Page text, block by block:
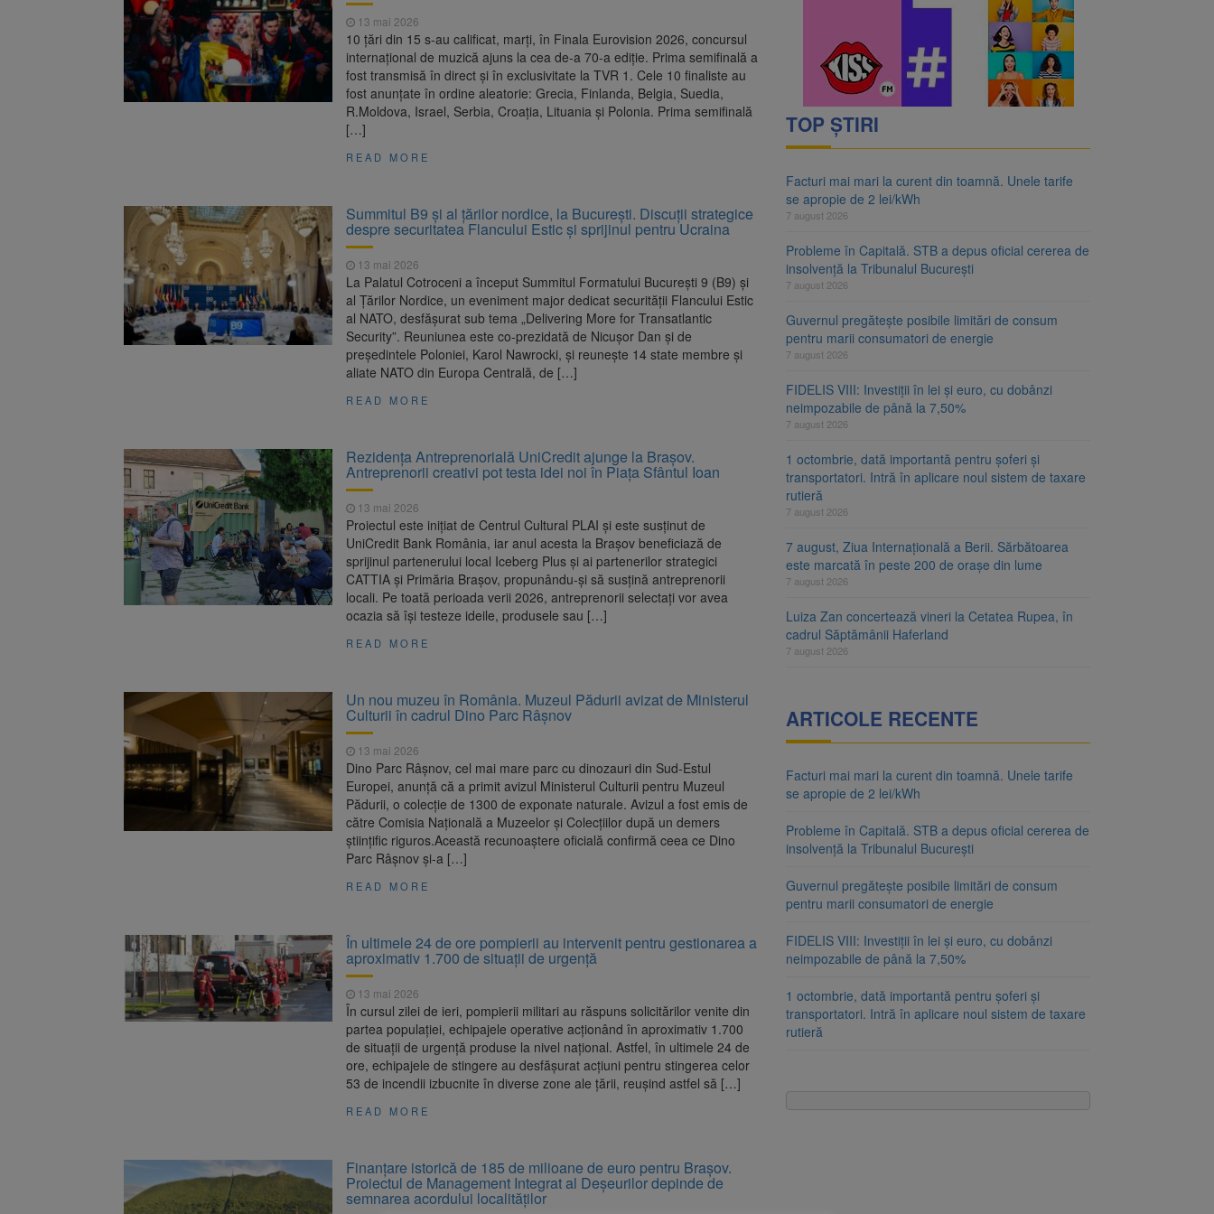
13 mai 2026
10 țări din 15 s-au calificat, marți, în Finala Eurovision 2026, concursul
internațional de muzică ajuns la cea de-a 70-a ediție. Prima semifinală a
fost transmisă în direct și în exclusivitate la TVR 1. Cele 10 finaliste au
fost anunțate în ordine aleatorie: Grecia, Finlanda, Belgia, Suedia,
R.Moldova, Israel, Serbia, Croația, Lituania și Polonia. Prima semifinală
[…]
READ MORE
Summitul B9 și al țărilor nordice, la București. Discuții strategice
despre securitatea Flancului Estic și sprijinul pentru Ucraina
13 mai 2026
La Palatul Cotroceni a început Summitul Formatului București 9 (B9) și
al Țărilor Nordice, un eveniment major dedicat securității Flancului Estic
al NATO, desfășurat sub tema „Delivering More for Transatlantic
Security”. Reuniunea este co-prezidată de Nicușor Dan și de
președintele Poloniei, Karol Nawrocki, și reunește 14 state membre și
aliate NATO din Europa Centrală, de […]
READ MORE
Rezidența Antreprenorială UniCredit ajunge la Brașov.
Antreprenorii creativi pot testa idei noi în Piața Sfântul Ioan
13 mai 2026
Proiectul este inițiat de Centrul Cultural PLAI și este susținut de
UniCredit Bank România, iar anul acesta la Brașov beneficiază de
sprijinul partenerului local Iceberg Plus și ai partenerilor strategici
CATTIA și Primăria Brașov, propunându-și să susțină antreprenorii
locali. Pe toată perioada verii 2026, antreprenorii selectați vor avea
ocazia să își testeze ideile, produsele sau […]
READ MORE
Un nou muzeu în România. Muzeul Pădurii avizat de Ministerul
Culturii în cadrul Dino Parc Râșnov
13 mai 2026
Dino Parc Râșnov, cel mai mare parc cu dinozauri din Sud-Estul
Europei, anunță că a primit avizul Ministerul Culturii pentru Muzeul
Pădurii, o colecție de 1300 de exponate naturale. Avizul a fost emis de
către Comisia Națională a Muzeelor și Colecțiilor după un demers
științific riguros.Această recunoaștere oficială confirmă ceea ce Dino
Parc Râșnov și-a […]
READ MORE
În ultimele 24 de ore pompierii au intervenit pentru gestionarea a
aproximativ 1.700 de situații de urgență
13 mai 2026
În cursul zilei de ieri, pompierii militari au răspuns solicitărilor venite din
partea populației, echipajele operative acționând în aproximativ 1.700
de situații de urgență produse la nivel național. Astfel, în ultimele 24 de
ore, echipajele de stingere au desfășurat acțiuni pentru stingerea celor
53 de incendii izbucnite în diverse zone ale țării, reușind astfel să […]
READ MORE
Finanțare istorică de 185 de milioane de euro pentru Brașov.
Proiectul de Management Integrat al Deșeurilor depinde de
semnarea acordului localităților
TOP ȘTIRI
Facturi mai mari la curent din toamnă. Unele tarife
se apropie de 2 lei/kWh
7 august 2026
Probleme în Capitală. STB a depus oficial cererea de
insolvență la Tribunalul București
7 august 2026
Guvernul pregătește posibile limitări de consum
pentru marii consumatori de energie
7 august 2026
FIDELIS VIII: Investiții în lei și euro, cu dobânzi
neimpozabile de până la 7,50%
7 august 2026
1 octombrie, dată importantă pentru șoferi și
transportatori. Intră în aplicare noul sistem de taxare
rutieră
7 august 2026
7 august, Ziua Internațională a Berii. Sărbătoarea
este marcată în peste 200 de orașe din lume
7 august 2026
Luiza Zan concertează vineri la Cetatea Rupea, în
cadrul Săptămânii Haferland
7 august 2026
ARTICOLE RECENTE
Facturi mai mari la curent din toamnă. Unele tarife
se apropie de 2 lei/kWh
Probleme în Capitală. STB a depus oficial cererea de
insolvență la Tribunalul București
Guvernul pregătește posibile limitări de consum
pentru marii consumatori de energie
FIDELIS VIII: Investiții în lei și euro, cu dobânzi
neimpozabile de până la 7,50%
1 octombrie, dată importantă pentru șoferi și
transportatori. Intră în aplicare noul sistem de taxare
rutieră